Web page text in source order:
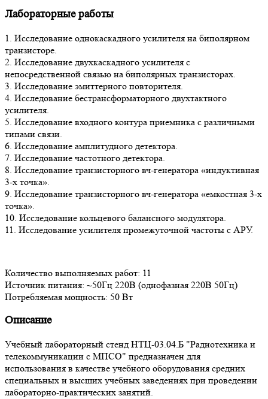
Лабораторные работы
1. Исследование однокаскадного усилителя на биполярном
транзисторе.
2. Исследование двухкаскадного усилителя с
непосредственной связью на биполярных транзисторах.
3. Исследование эмиттерного повторителя.
4. Исследование бестрансформаторного двухтактного
усилителя.
5. Исследование входного контура приемника с различными
типами связи.
6. Исследование амплитудного детектора.
7. Исследование частотного детектора.
8. Исследование транзисторного вч-генератора «индуктивная
3-х точка».
9. Исследование транзисторного вч-генератора «емкостная 3-х
точка».
10. Исследование кольцевого балансного модулятора.
11. Исследование усилителя промежуточной частоты с АРУ.
Количество выполняемых работ: 11
Источник питания: ~50Гц 220В (однофазная 220В 50Гц)
Потребляемая мощность: 50 Вт
Описание
Учебный лабораторный стенд НТЦ-03.04.Б "Радиотехника и
телекоммуникации с МПСО" предназначен для
использования в качестве учебного оборудования средних
специальных и высших учебных заведениях при проведении
лабораторно-практических занятий.